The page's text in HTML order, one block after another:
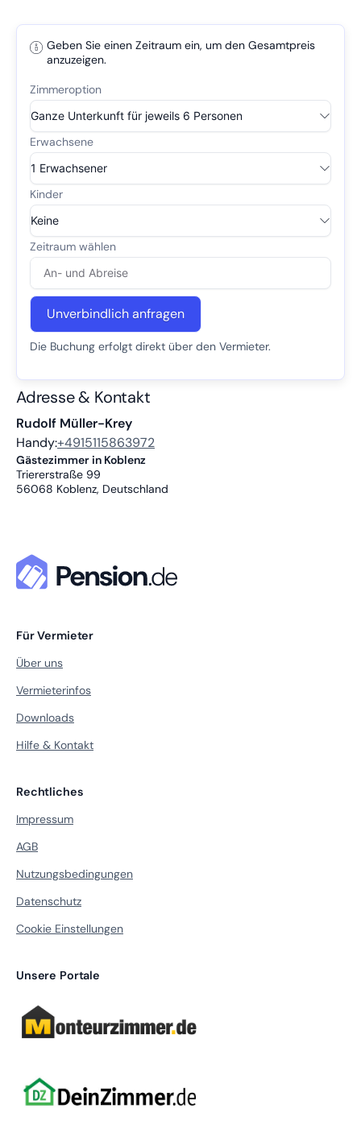
Geben Sie einen Zeitraum ein, um den Gesamtpreis
anzuzeigen.
Unverbindlich anfragen
Die Buchung erfolgt direkt über den Vermieter.
Adresse & Kontakt
Rudolf Müller-Krey
Handy:+4915115863972
Gästezimmer in Koblenz
Triererstraße 99
56068 Koblenz, Deutschland
Für Vermieter
Über uns
Vermieterinfos
Downloads
Hilfe & Kontakt
Rechtliches
Impressum
AGB
Nutzungsbedingungen
Datenschutz
Cookie Einstellungen
Unsere Portale